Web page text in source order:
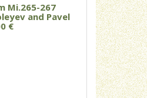
Mi.265-267
and Pavel
€